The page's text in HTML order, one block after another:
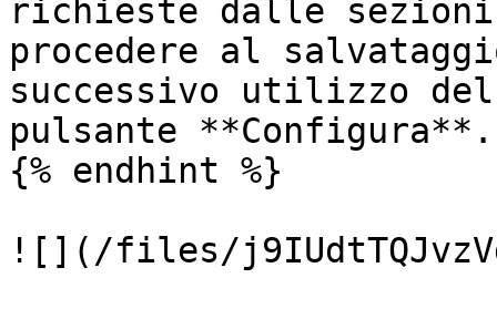
richieste dalle
procedere al
successivo utilizzo
pulsante **Configura**.
{% endhint %}
![](/files/